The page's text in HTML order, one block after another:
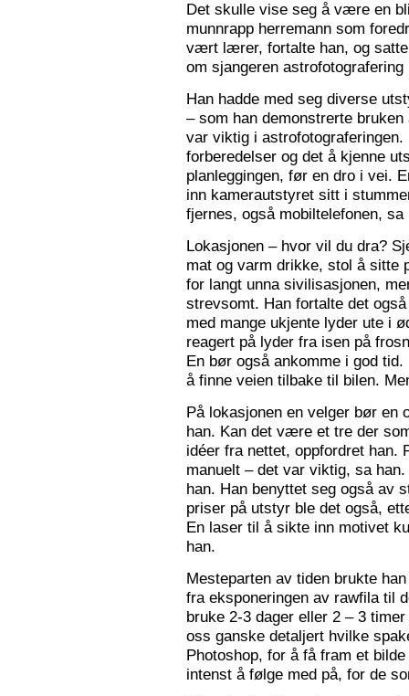
Det skulle vise seg å være en
munnrapp herremann som
vært lærer, fortalte han, og
om sjangeren astrofotografering
Han hadde med seg diverse
– som han demonstrerte
var viktig i
forberedelser og det å kjenne
planleggingen, før en dro i vei.
inn kamerautstyret sitt i
fjernes, også mobiltelefonen, sa
Lokasjonen – hvor vil du dra?
mat og varm drikke, stol å
for langt unna sivilisasjonen,
strevsomt. Han fortalte det
med mange ukjente lyder ute i
reagert på lyder fra isen på
En bør også ankomme i god
å finne veien tilbake til bilen.
På lokasjonen en velger bør en
han. Kan det være et tre der
idéer fra nettet, oppfordret han.
manuelt – det var viktig, sa
han. Han benyttet seg også av
priser på utstyr ble det også,
En laser til å sikte inn motivet
han.
Mesteparten av tiden brukte
fra eksponeringen av rawfila til
bruke 2-3 dager eller 2 – 3
oss ganske detaljert hvilke
Photoshop, for å få fram et
intenst å følge med på, for de